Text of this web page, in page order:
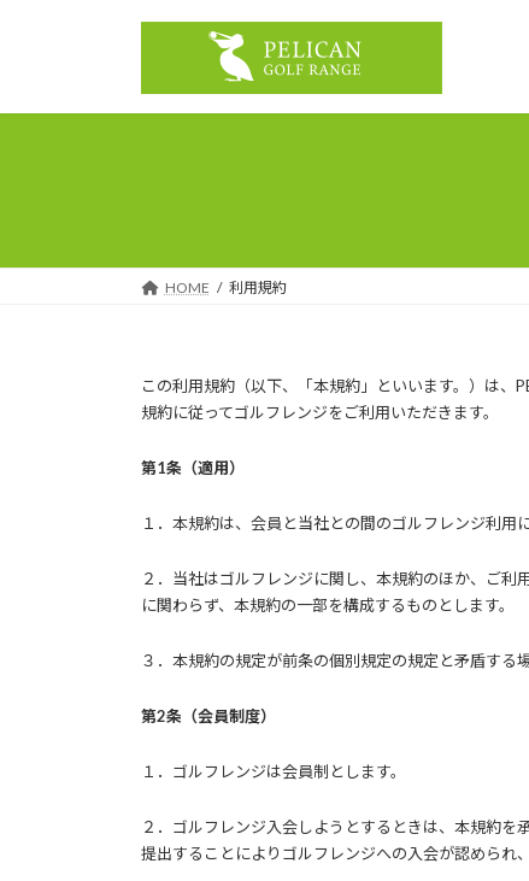
プ
動
HOME 利用規約
この利用規約（以下、「本規約」といいます。）は
規約に従ってゴルフレンジをご利用いただきます。
第1条（適用）
１．本規約は、会員と当社との間のゴルフレンジ利用
２．当社はゴルフレンジに関し、本規約のほか、ご
に関わらず、本規約の一部を構成するものとします。
３．本規約の規定が前条の個別規定の規定と矛盾する
第2条（会員制度）
１．ゴルフレンジは会員制とします。
２．ゴルフレンジ入会しようとするときは、本規約
提出することによりゴルフレンジへの入会が認められ